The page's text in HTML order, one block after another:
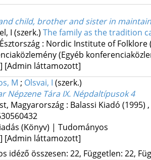
child, brother and sister in
I (szerk.) The family as the tradition
: Nordic Institute of Folklore
(Egyéb
[Admin láttamozott]
M ; Olsvai, I (szerk.)
Népzene Tára IX. Népdaltípusok 4
Magyarország : Balassi Kiadó (1995) ,
(Könyv) | Tudományos
[Admin láttamozott]
idéző összesen: 22, Független: 22,